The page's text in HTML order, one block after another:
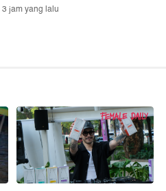
3 jam yang lalu